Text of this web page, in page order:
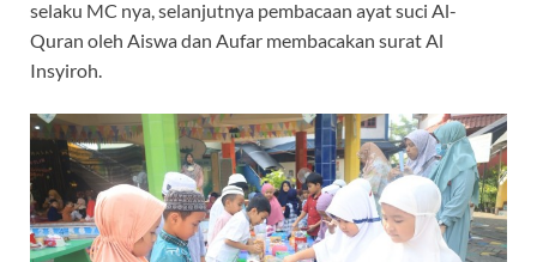
selaku MC nya, selanjutnya pembacaan ayat suci Al-
Quran oleh Aiswa dan Aufar membacakan surat Al
Insyiroh.